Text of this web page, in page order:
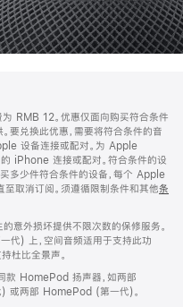
为 RMB 12。优惠仅面向购买符合条件
兑换此优惠，需要将符合条件的音
设备连接或配对。为 Apple
iPhone 连接或配对。符合条件的设
多少件符合条件的设备，每个 Apple
至取消订阅。须遵循限制条件和其他条
外损坏提供不限次数的保修服务。
) 上，空间音频适用于支持此功
杜比全景声。
HomePod 扬声器，如两部
或两部 HomePod (第一代)。